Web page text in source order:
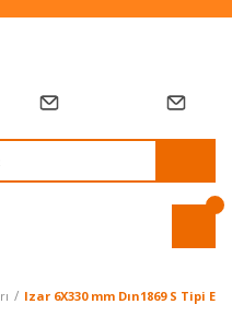
Farksız 2 Taksit!
Izar 6X330 mm Dın1869 S Tipi